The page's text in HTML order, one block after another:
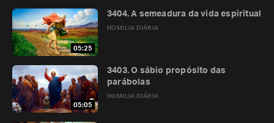
05:25
HOMILIA DIÁRIA
3404. A semeadura da vida espiritual
05:05
HOMILIA DIÁRIA
3403. O sábio propósito das
parábolas